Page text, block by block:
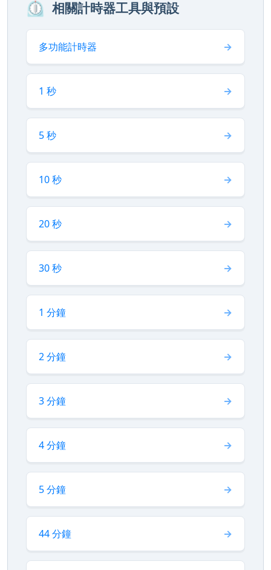
⏲️ 相關計時器工具與預設
多功能計時器
1 秒
5 秒
10 秒
20 秒
30 秒
1 分鐘
2 分鐘
3 分鐘
4 分鐘
5 分鐘
44 分鐘